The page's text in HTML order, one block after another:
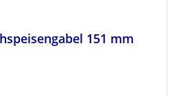
151 mm